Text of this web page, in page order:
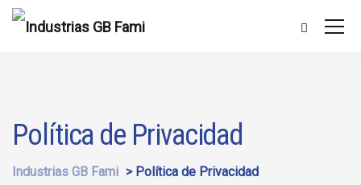
Política de Privacidad
Industrias GB Fami > Política de Privacidad